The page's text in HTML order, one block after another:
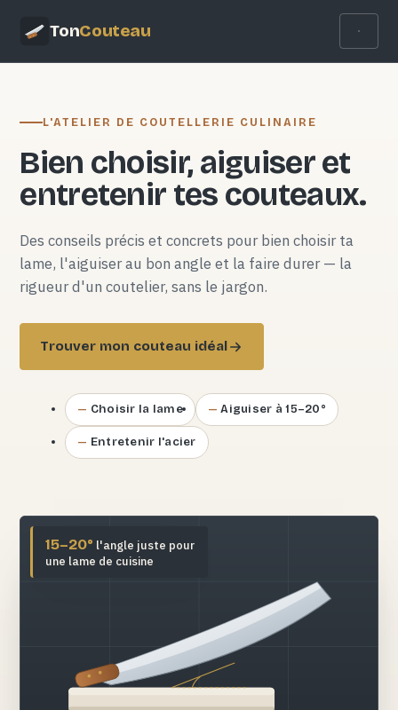
TonCouteau
L'ATELIER DE COUTELLERIE CULINAIRE
Bien choisir, aiguiser et
entretenir tes couteaux.
Des conseils précis et concrets pour bien choisir ta
lame, l'aiguiser au bon angle et la faire durer — la
rigueur d'un coutelier, sans le jargon.
Trouver mon couteau idéal
Choisir la lame Aiguiser à 15–20°
Entretenir l'acier
15–20° l'angle juste pour
une lame de cuisine